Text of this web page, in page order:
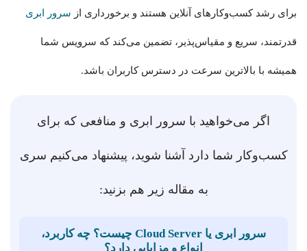
برای رشد کسب‌وکارهای آنلاین هستند و برخورداری از سرور ابری
قدرتمند، سریع و مقیاس‌پذیر، تضمین می‌کند که سرویس شما
همیشه با بالاترین سرعت در دسترس کاربران باشد.
اگر می‌خواهید با سرور ابری و منافعی که برای
کسب‌وکار شما دارد آشنا شوید، پیشنهاد می‌کنیم سری
به مقاله زیر هم بزنید:
سرور ابری یا Cloud Server چیست؟ چه کاربرد،
انواع و مزایایی دارد؟